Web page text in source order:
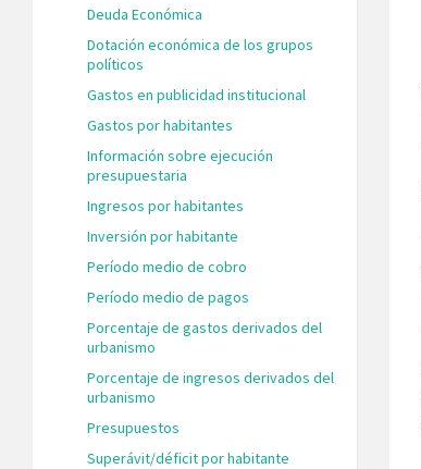
Deuda Económica
Dotación económica de los grupos
políticos
Gastos en publicidad institucional
Gastos por habitantes
Información sobre ejecución
presupuestaria
Ingresos por habitantes
Inversión por habitante
Período medio de cobro
Período medio de pagos
Porcentaje de gastos derivados del
urbanismo
Porcentaje de ingresos derivados del
urbanismo
Presupuestos
Superávit/déficit por habitante